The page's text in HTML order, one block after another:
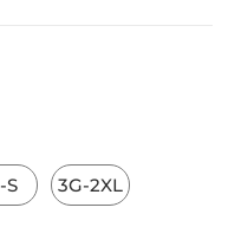
S 3G-2XL